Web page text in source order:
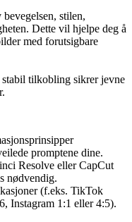
stilen,
Dette vil hjelpe deg å
med forutsigbare
tilkobling sikrer jevne
promptene dine.
Resolve eller CapCut
nødvendig.
(f.eks. TikTok
Instagram 1:1 eller 4:5).